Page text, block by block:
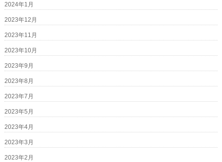
2024年1月
2023年12月
2023年11月
2023年10月
2023年9月
2023年8月
2023年7月
2023年5月
2023年4月
2023年3月
2023年2月